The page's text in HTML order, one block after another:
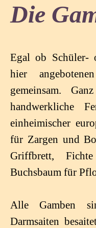
Die
Egal ob Schüler-
hier
gemeinsam.
handwerkliche
einheimischer
für Zargen und
Griffbrett,
Buchsbaum für
Alle Gamben
Darmsaiten